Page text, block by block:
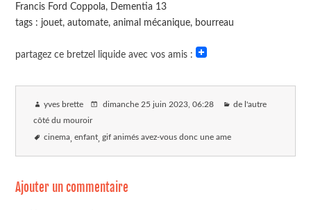
Francis Ford Coppola, Dementia 13
tags : jouet, automate, animal mécanique, bourreau
partagez ce bretzel liquide avec vos amis :
yves brette dimanche 25 juin 2023 , 06:28 de l'autre
côté du mouroir
cinema enfant gif animés avez-vous donc une ame
Ajouter un commentaire